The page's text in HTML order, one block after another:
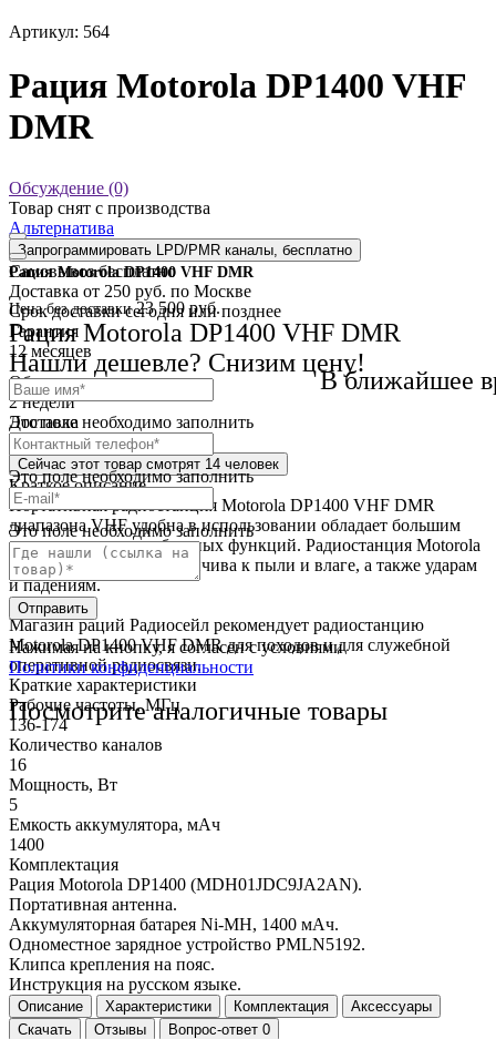
Артикул: 564
Рация Motorola DP1400 VHF
DMR
Обсуждение (0)
Рация Motorola DP1400 VHF DMR
Цена без доставки 23 500 руб.
Рация Motorola DP1400 VHF DMR
Нашли дешевле? Снизим цену!
Это поле необходимо заполнить
Это поле необходимо заполнить
Это поле необходимо заполнить
Отправить
Нажимая на кнопку, я согласен с условиями
Политики конфиденциальности
Посмотрите аналогичные товары
Товар снят с производства
В ближайшее
Альтернатива
Запрограммировать LPD/PMR каналы, бесплатно
Самовывоз бесплатно
Доставка от 250 руб. по Москве
Cрок доставки сегодня или позднее
Гарантия
12 месяцев
Обмен и возврат
2 недели
Доставка
по всей России
Сейчас этот товар смотрят 14 человек
Краткое описание
Портативная радиостанция Motorola DP1400 VHF DMR
диапазона VHF удобна в использовании обладает большим
количеством разнообразных функций. Радиостанция Motorola
DP1400 VHF DMR устойчива к пыли и влаге, а также ударам
и падениям.
Магазин раций Радиосейл рекомендует радиостанцию
Motorola DP1400 VHF DMR для походов и для служебной
оперативной радиосвязи.
Краткие характеристики
Рабочие частоты, МГц
136-174
Количество каналов
16
Мощность, Вт
5
Емкость аккумулятора, мАч
1400
Комплектация
Рация Motorola DP1400 (MDH01JDC9JA2AN).
Портативная антенна.
Аккумуляторная батарея Ni-MH, 1400 мАч.
Одноместное зарядное устройство PMLN5192.
Клипса крепления на пояс.
Инструкция на русском языке.
Описание Характеристики Комплектация
Аксессуары
Скачать
Отзывы Вопрос-ответ 0